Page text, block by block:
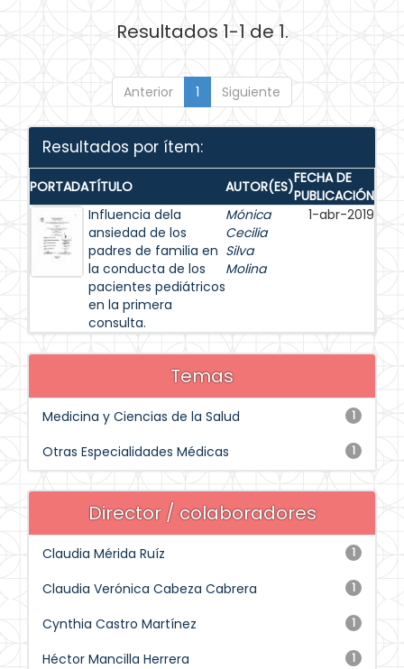
Resultados 1-1 de 1.
Anterior 1 Siguiente
Resultados por ítem:
PORTADATÍTULO AUTOR(ES)FECHA DE
PUBLICACIÓN
Influencia dela
ansiedad de los
padres de familia en
la conducta de los
pacientes pediátricos
en la primera
consulta.
Mónica
Cecilia
Silva
Molina
1-abr-2019
Temas
1
Medicina y Ciencias de la Salud
1
Otras Especialidades Médicas
Director / colaboradores
1
Claudia Mérida Ruíz
1
Claudia Verónica Cabeza Cabrera
1
Cynthia Castro Martínez
1
Héctor Mancilla Herrera